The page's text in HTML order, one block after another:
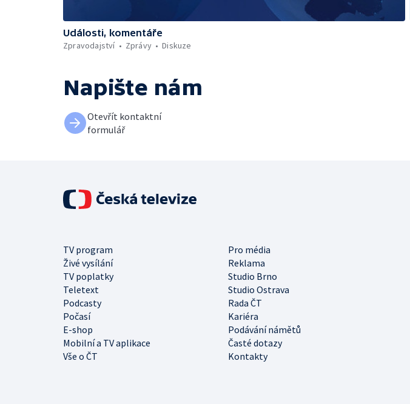
Události, komentáře
Zpravodajství
Zprávy Diskuze
Napište nám
Otevřít kontaktní
formulář
TV program
Pro média
Živé vysílání
Reklama
TV poplatky
Studio Brno
Teletext
Studio Ostrava
Podcasty
Rada ČT
Počasí
Kariéra
E-shop
Podávání námětů
Mobilní a TV aplikace
Časté dotazy
Vše o ČT
Kontakty